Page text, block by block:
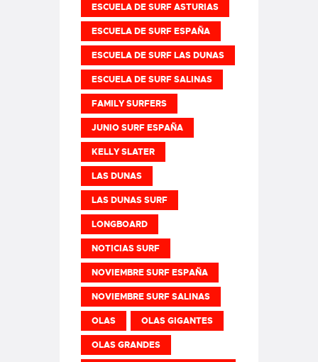
ESCUELA DE SURF ASTURIAS
ESCUELA DE SURF ESPAÑA
ESCUELA DE SURF LAS DUNAS
ESCUELA DE SURF SALINAS
FAMILY SURFERS
JUNIO SURF ESPAÑA
KELLY SLATER
LAS DUNAS
LAS DUNAS SURF
LONGBOARD
NOTICIAS SURF
NOVIEMBRE SURF ESPAÑA
NOVIEMBRE SURF SALINAS
OLAS OLAS GIGANTES
OLAS GRANDES